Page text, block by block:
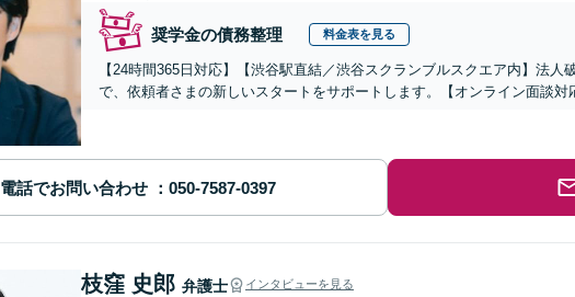
奨学金の債務整理 料金表を見る
【24時間365日対応】【渋谷駅直結／渋谷スクランブルスクエア内】法
で、依頼者さまの新しいスタートをサポートします。【オンライン面談対
電話でお問い合わせ
枝窪 史郎 弁護士 インタビューを見る